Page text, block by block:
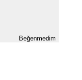
Beğenmedim